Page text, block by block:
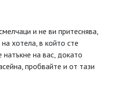
и не ви притеснява,
на хотела, в който сте
на вас, докато
пробвайте и от тази